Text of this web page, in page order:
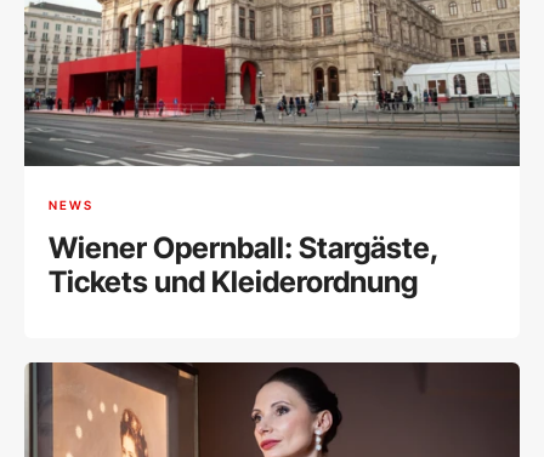
NEWS
Wiener Opernball: Stargäste,
Tickets und Kleiderordnung